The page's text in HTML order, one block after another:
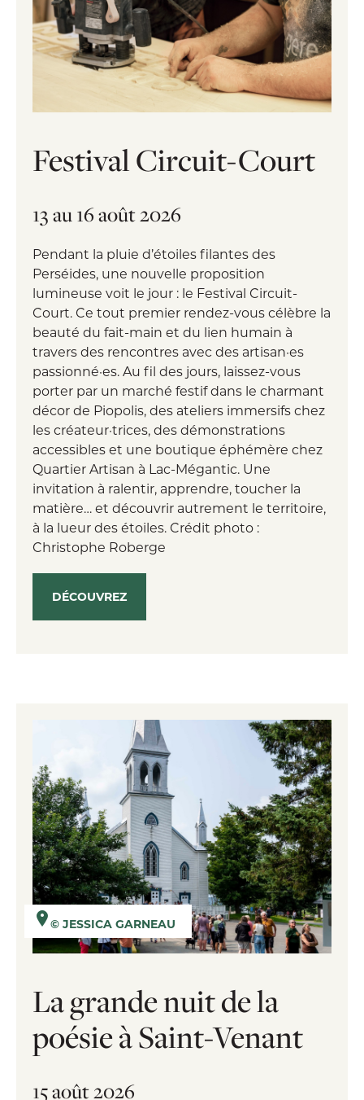
Festival Circuit-Court
13 au 16 août 2026
Pendant la pluie d’étoiles filantes des
Perséides, une nouvelle proposition
lumineuse voit le jour : le Festival Circuit-
Court. Ce tout premier rendez-vous célèbre la
beauté du fait-main et du lien humain à
travers des rencontres avec des artisan·es
passionné·es. Au fil des jours, laissez-vous
porter par un marché festif dans le charmant
décor de Piopolis, des ateliers immersifs chez
les créateur·trices, des démonstrations
accessibles et une boutique éphémère chez
Quartier Artisan à Lac-Mégantic. Une
invitation à ralentir, apprendre, toucher la
matière… et découvrir autrement le territoire,
à la lueur des étoiles. Crédit photo :
Christophe Roberge
DÉCOUVREZ
© JESSICA GARNEAU
La grande nuit de la
poésie à Saint-Venant
15 août 2026